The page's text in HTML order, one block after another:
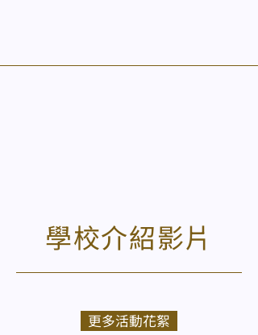
學校介紹影片
更多活動花絮